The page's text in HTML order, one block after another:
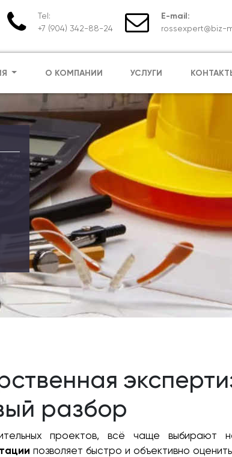
Tel:
+7 (904) 342-88-24
E-mail:
rossexpert@biz-
О КОМПАНИИ УСЛУГИ
разбор
проектов, всё чаще выбирают
позволяет быстро и объективно